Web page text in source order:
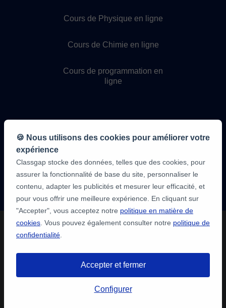
Cours de Physique en ligne
Cours de Chimie en ligne
Cours de programmation en
ligne
9,6/10
1 339 284
🍪 Nous utilisons des cookies pour améliorer votre
expérience
Classgap stocke des données, telles que des cookies, pour
assurer la fonctionnalité de base du site, personnaliser le
contenu, adapter les publicités et mesurer leur efficacité, et
pour vous offrir une meilleure expérience. En cliquant sur
"Accepter", vous acceptez notre politique en matière de
cookies . Vous pouvez également consulter notre politique de
confidentialité
Accepter et fermer
Configurer